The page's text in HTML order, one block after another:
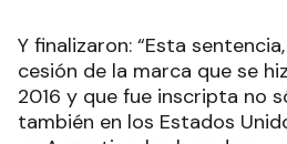
Y finalizaron: “Esta
cesión de la marca que se
2016 y que fue inscripta no
también en los Estados